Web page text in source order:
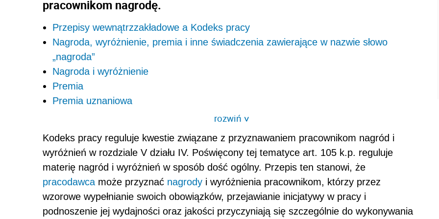
pracownikom nagrodę.
Przepisy wewnątrzzakładowe a Kodeks pracy
Nagroda, wyróżnienie, premia i inne świadczenia zawierające w nazwie słowo
„nagroda”
Nagroda i wyróżnienie
Premia
Premia uznaniowa
rozwiń>
Kodeks pracy reguluje kwestie związane z przyznawaniem pracownikom nagród i
wyróżnień w rozdziale V działu IV. Poświęcony tej tematyce art. 105 k.p. reguluje
materię nagród i wyróżnień w sposób dość ogólny. Przepis ten stanowi, że
pracodawca może przyznać nagrody i wyróżnienia pracownikom, którzy przez
wzorowe wypełnianie swoich obowiązków, przejawianie inicjatywy w pracy i
podnoszenie jej wydajności oraz jakości przyczyniają się szczególnie do wykonywania